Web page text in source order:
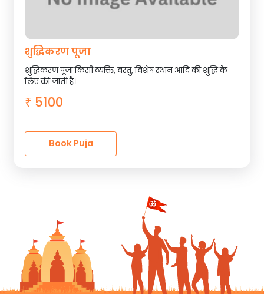
शुद्धिकरण पूजा
शुद्धिकरण पूजा किसी व्यक्ति, वस्तु, विशेष स्थान आदि की शुद्धि के
लिए की जाती है।
₹ 5100
Book Puja